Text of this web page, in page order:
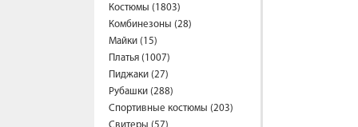
Костюмы (1803)
Комбинезоны (28)
Майки (15)
Платья (1007)
Пиджаки (27)
Рубашки (288)
Спортивные костюмы (203)